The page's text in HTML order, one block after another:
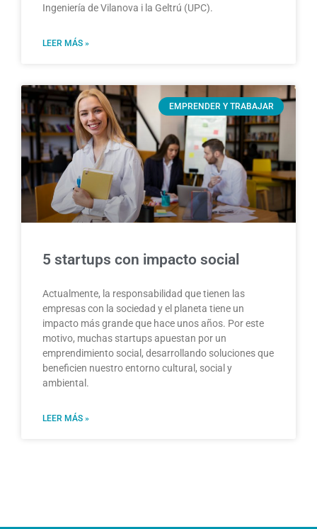
Ingeniería de Vilanova i la Geltrú (UPC).
LEER MÁS »
EMPRENDER Y TRABAJAR
5 startups con impacto social
Actualmente, la responsabilidad que tienen las
empresas con la sociedad y el planeta tiene un
impacto más grande que hace unos años. Por este
motivo, muchas startups apuestan por un
emprendimiento social, desarrollando soluciones que
beneficien nuestro entorno cultural, social y
ambiental.
LEER MÁS »